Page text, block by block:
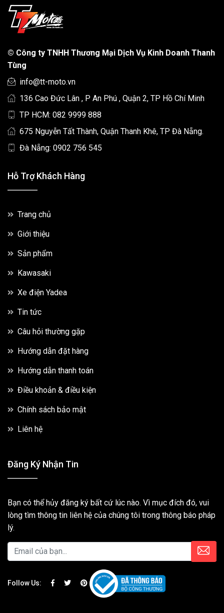
© Công ty TNHH Thương Mại Dịch Vụ Kinh Doanh Thanh
Tùng
info@tt-moto.vn
136 Cao Đức Lân , P An Phú , Quận 2, TP Hồ Chí Minh
TP HCM: 082 9999 888
675 Nguyễn Tất Thành, Quận Thanh Khê, TP Đà Nẵng.
Đà Nẵng: 0902 756 545
Hỗ Trợ Khách Hàng
Trang chủ
Giới thiệu
Sản phẩm
Kawasaki
Xe điện Yadea
Tin tức
Câu hỏi thường gặp
Hướng dẫn đặt hàng
Hướng dẫn thanh toán
Điều khoản & điều kiện
Chính sách bảo mật
Liên hệ
Đăng Ký Nhận Tin
Bạn có thể hủy đăng ký bất cứ lúc nào. Vì mục đích đó, vui
lòng tìm thông tin liên hệ của chúng tôi trong thông báo pháp
lý.
Follow Us: